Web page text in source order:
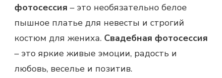
фотосессия – это необязательно белое
пышное платье для невесты и строгий
костюм для жениха. Свадебная фотосессия
– это яркие живые эмоции, радость и
любовь, веселье и позитив.